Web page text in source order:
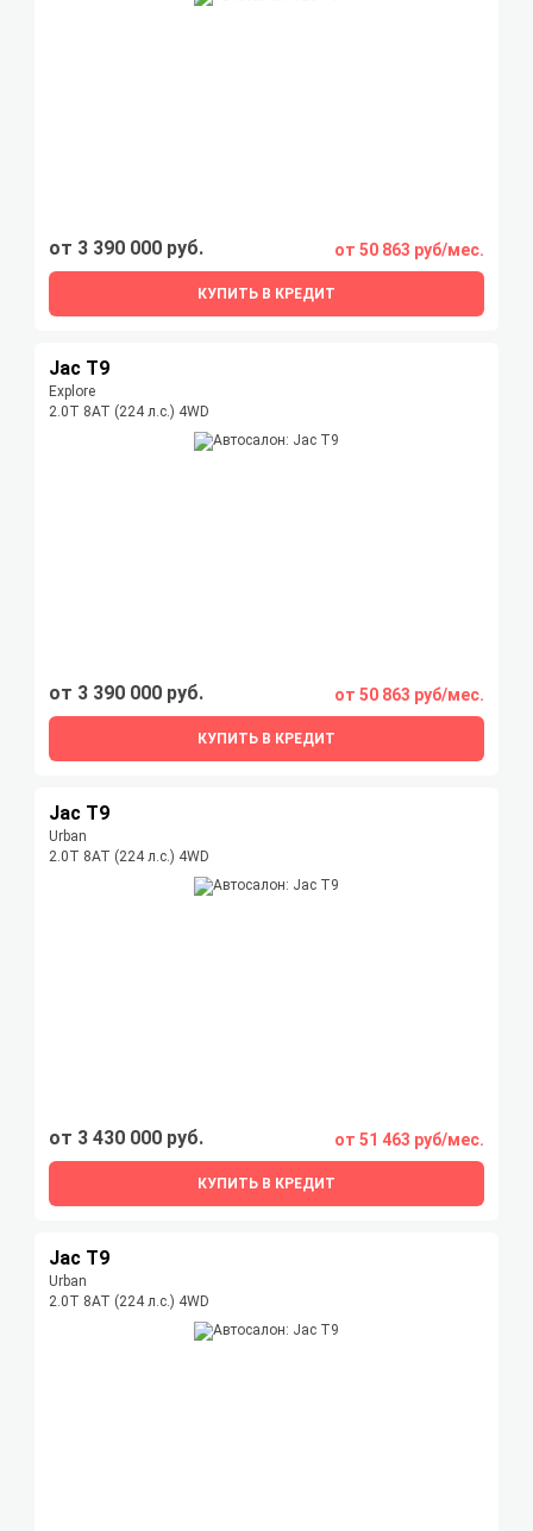
от 3 390 000 руб. от 50 863 руб/мес.
КУПИТЬ В КРЕДИТ
Jac T9
Explore
2.0T 8AT (224 л.с.) 4WD
от 3 390 000 руб. от 50 863 руб/мес.
КУПИТЬ В КРЕДИТ
Jac T9
Urban
2.0T 8AT (224 л.с.) 4WD
от 3 430 000 руб. от 51 463 руб/мес.
КУПИТЬ В КРЕДИТ
Jac T9
Urban
2.0T 8AT (224 л.с.) 4WD